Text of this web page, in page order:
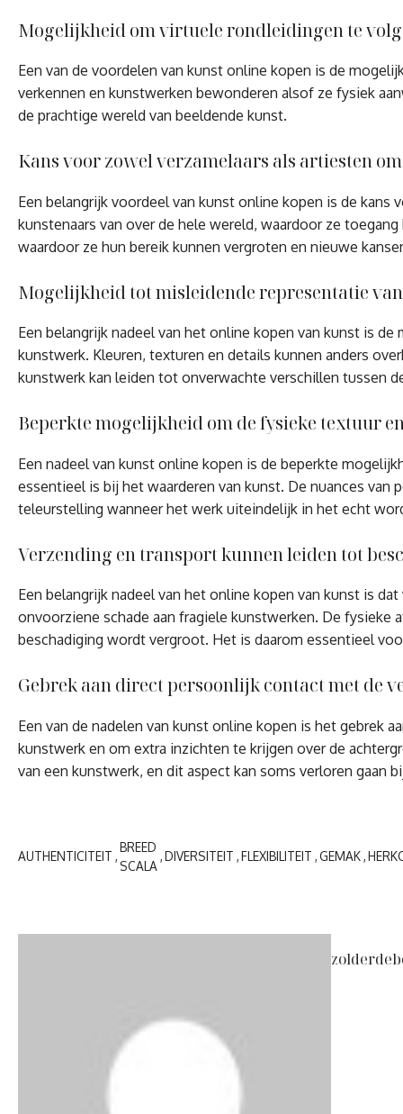
Mogelijkheid om virtuele rondleidingen te
Een van de voordelen van kunst online kopen is de
verkennen en kunstwerken bewonderen alsof ze fysiek
de prachtige wereld van beeldende kunst.
Kans voor zowel verzamelaars als artiesten
Een belangrijk voordeel van kunst online kopen is de
kunstenaars van over de hele wereld, waardoor ze
waardoor ze hun bereik kunnen vergroten en nieuwe
Mogelijkheid tot misleidende representatie
Een belangrijk nadeel van het online kopen van kunst is
kunstwerk. Kleuren, texturen en details kunnen anders
kunstwerk kan leiden tot onverwachte verschillen tussen
Beperkte mogelijkheid om de fysieke textuur
Een nadeel van kunst online kopen is de beperkte
essentieel is bij het waarderen van kunst. De nuances
teleurstelling wanneer het werk uiteindelijk in het echt
Verzending en transport kunnen leiden tot
Een belangrijk nadeel van het online kopen van kunst is
onvoorziene schade aan fragiele kunstwerken. De
beschadiging wordt vergroot. Het is daarom essentieel
Gebrek aan direct persoonlijk contact met de
Een van de nadelen van kunst online kopen is het gebrek
kunstwerk en om extra inzichten te krijgen over de
van een kunstwerk, en dit aspect kan soms verloren gaan
AUTHENTICITEIT
BREED
SCALA
DIVERSITEIT FLEXIBILITEIT GEMAK